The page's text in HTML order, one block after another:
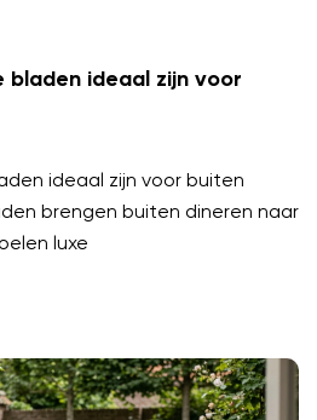
bladen ideaal zijn voor
ideaal zijn voor buiten
brengen buiten dineren naar
luxe